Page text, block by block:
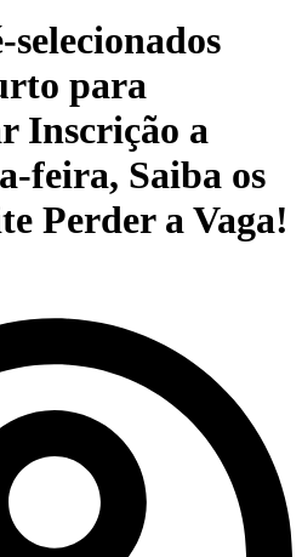
para
Inscrição a
feira, Saiba os
Perder a Vaga!